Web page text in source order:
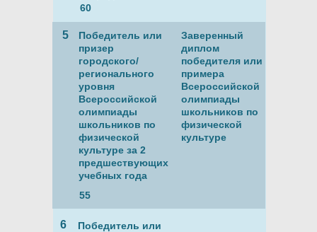
Заверенный
диплом
победителя или
примера
Всероссийской
олимпиады
школьников по
физической
культуре
60
55
6
Победитель или
Победитель или
призер
городского/
регионального
уровня
Всероссийской
олимпиады
школьников по
физической
культуре за 2
предшествующих
учебных года
5